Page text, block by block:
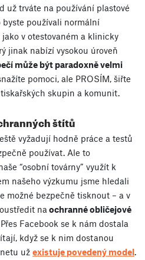
už trváte na používání plastové
byste používali normální
v otestovaném a klinicky
jinak nabízí vysokou úroveň
může být paradoxně velmi
pomoci, ale PROSÍM, šiřte
skupin a komunit.
štítů
vyžadují hodně práce a testů
používat. Ale to
“osobní továrny” využít k
našeho výzkumu jsme hledali
možné bezpečně tisknout – a v
na ochranné obličejové
Facebook se k nám dostala
když se k nim dostanou
už existuje povedený model.